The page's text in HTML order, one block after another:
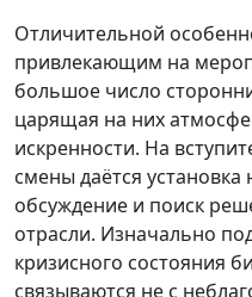
Отличительной
привлекающим на
большое число
царящая на них
искренности. На
смены даётся
обсуждение и поиск
отрасли. Изначально
кризисного состояния
связываются не с